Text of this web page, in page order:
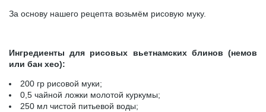
За основу нашего рецепта возьмём рисовую муку.
Ингредиенты для рисовых вьетнамских блинов (немов
или бан хео):
200 гр рисовой муки;
0,5 чайной ложки молотой куркумы;
250 мл чистой питьевой воды;